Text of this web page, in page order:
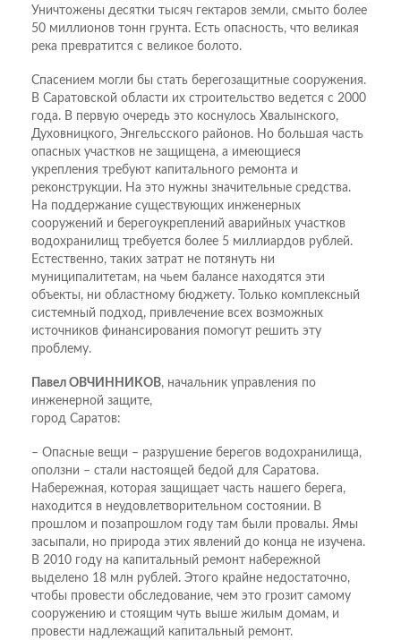
Уничтожены десятки тысяч гектаров земли, смыто более
50 миллионов тонн грунта. Есть опасность, что великая
река превратится с великое болото.
Спасением могли бы стать берегозащитные сооружения.
В Саратовской области их строительство ведется с 2000
года. В первую очередь это коснулось Хвалынского,
Духовницкого, Энгельсского районов. Но большая часть
опасных участков не защищена, а имеющиеся
укрепления требуют капитального ремонта и
реконструкции. На это нужны значительные средства.
На поддержание существующих инженерных
сооружений и берегоукреплений аварийных участков
водохранилищ требуется более 5 миллиардов рублей.
Естественно, таких затрат не потянуть ни
муниципалитетам, на чьем балансе находятся эти
объекты, ни областному бюджету. Только комплексный
системный подход, привлечение всех возможных
источников финансирования помогут решить эту
проблему.
Павел ОВЧИННИКОВ, начальник управления по
инженерной защите,
город Саратов:
– Опасные вещи – разрушение берегов водохранилища,
оползни – стали настоящей бедой для Саратова.
Набережная, которая защищает часть нашего берега,
находится в неудовлетворительном состоянии. В
прошлом и позапрошлом году там были провалы. Ямы
засыпали, но природа этих явлений до конца не изучена.
В 2010 году на капитальный ремонт набережной
выделено 18 млн рублей. Этого крайне недостаточно,
чтобы провести обследование, чем это грозит самому
сооружению и стоящим чуть выше жилым домам, и
провести надлежащий капитальный ремонт.